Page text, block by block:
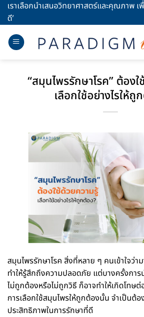
Skipเราเลือกนำเสนอวิทยาศาสตร์และคุณภาพ เ
ดี’
“สมุนไพรรักษาโรค” ต้อง
เลือกใช้อย่างไรให้ถู
สมุนไพรรักษาโรค สิ่งที่หลาย ๆ คนเข้าใจว่า
ทำให้รู้สึกถึงความปลอดภัย แต่บางครั้งการ
ไม่ถูกต้องหรือไม่ถูกวิธี ก็อาจทำให้เกิดโทษ
การเลือกใช้สมุนไพรให้ถูกต้องนั้น จำเป็นต้
ประสิทธิภาพในการรักษาที่ดี